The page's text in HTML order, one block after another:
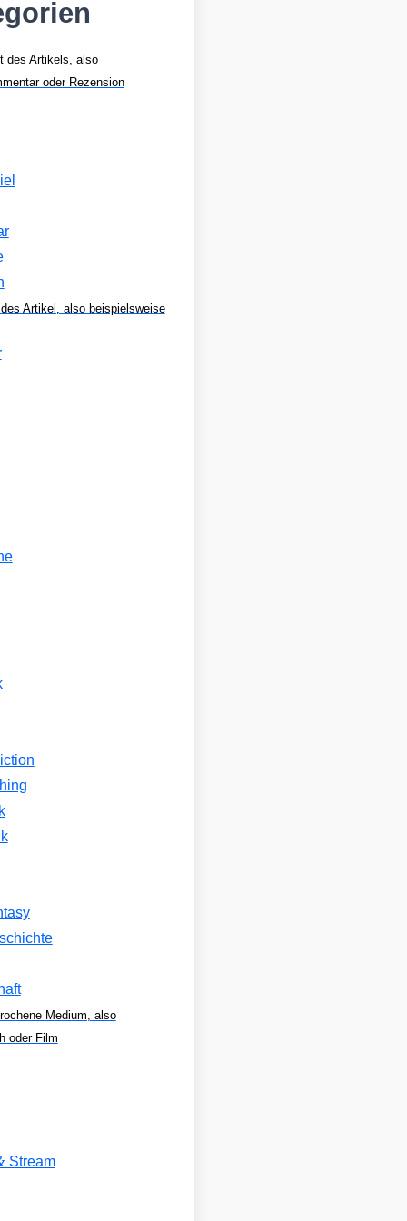
des Artikels, also
oder Rezension
Artikel, also beispielsweise
Medium, also
oder Film
Stream